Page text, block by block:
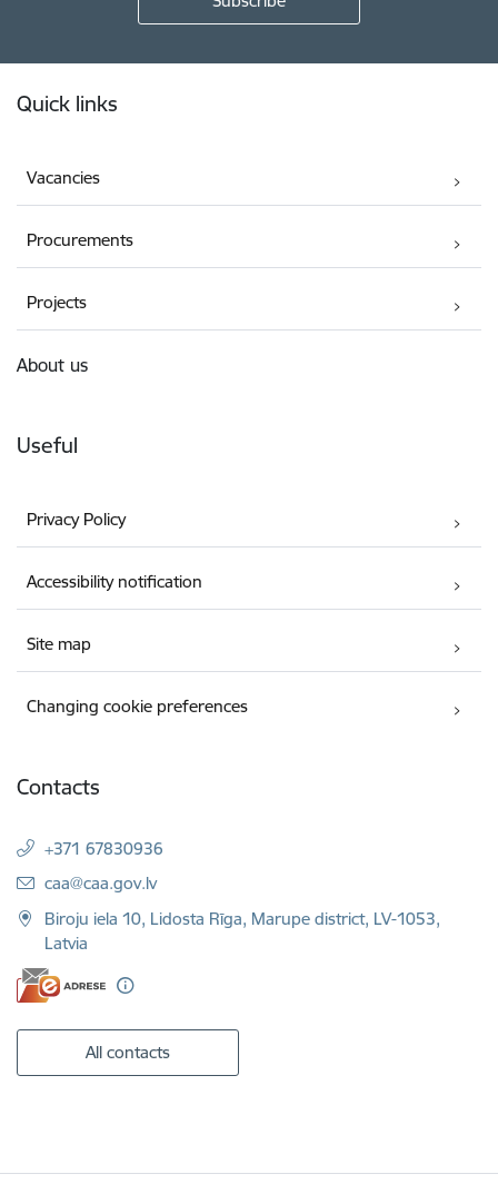
Quick links
Vacancies
Procurements
Projects
About us
Useful
Privacy Policy
Accessibility notification
Site map
Changing cookie preferences
Contacts
+371 67830936
E-mail:
caa@caa.gov.lv
Biroju iela 10, Lidosta Rīga, Marupe district, LV-1053,
Latvia
All contacts